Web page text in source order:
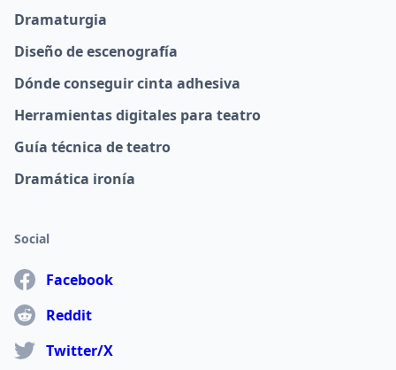
Dramaturgia
Diseño de escenografía
Dónde conseguir cinta adhesiva
Herramientas digitales para teatro
Guía técnica de teatro
Dramática ironía
Social
Facebook
Reddit
Twitter/X